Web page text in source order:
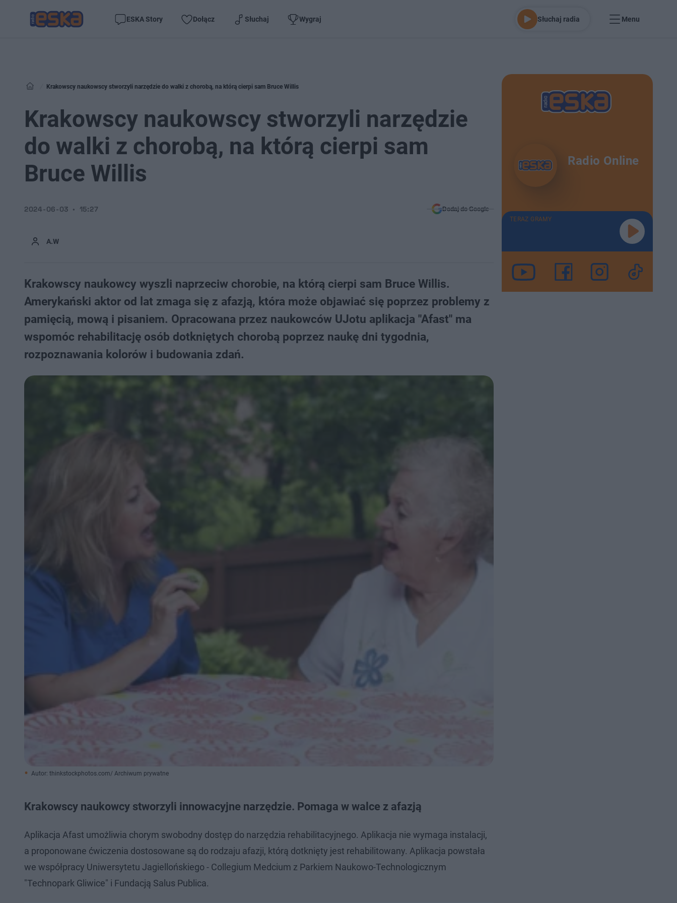
ESKA Story Dołącz Słuchaj Wygraj Słuchaj radia Menu
Krakowscy naukowscy stworzyli narzędzie do walki z chorobą, na którą cierpi sam Bruce Willis
Krakowscy naukowscy stworzyli narzędzie
do walki z chorobą, na którą cierpi sam
Bruce Willis
A.W
2024-06-03 15:27 Dodaj do Google
Krakowscy naukowcy wyszli naprzeciw chorobie, na którą cierpi sam Bruce Willis.
Amerykański aktor od lat zmaga się z afazją, która może objawiać się poprzez problemy z
pamięcią, mową i pisaniem. Opracowana przez naukowców UJotu aplikacja "Afast" ma
wspomóc rehabilitację osób dotkniętych chorobą poprzez naukę dni tygodnia,
rozpoznawania kolorów i budowania zdań.
Autor: thinkstockphotos.com/ Archiwum prywatne
Krakowscy naukowcy stworzyli innowacyjne narzędzie. Pomaga w walce z afazją
Aplikacja Afast umożliwia chorym swobodny dostęp do narzędzia rehabilitacyjnego. Aplikacja nie wymaga instalacji,
a proponowane ćwiczenia dostosowane są do rodzaju afazji, którą dotknięty jest rehabilitowany. Aplikacja powstała
we współpracy Uniwersytetu Jagiellońskiego - Collegium Medcium z Parkiem Naukowo-Technologicznym
"Technopark Gliwice" i Fundacją Salus Publica.
Radio Online
TERAZ GRAMY